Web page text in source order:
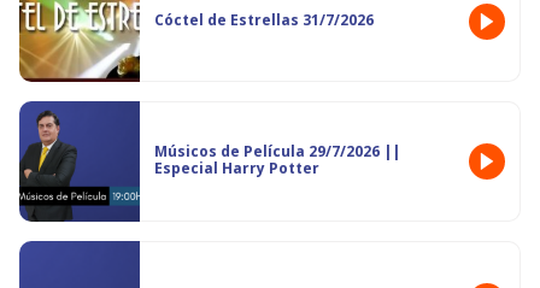
Cóctel de Estrellas 31/7/2026
Músicos de Película 29/7/2026 ||
Especial Harry Potter